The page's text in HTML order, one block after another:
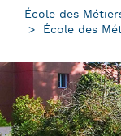
École des
École des